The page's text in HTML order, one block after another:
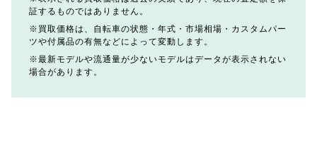
証するものではありません。
買取価格は、自転車の状態・年式・市場相場・カスタムパー
ツや付属品の有無などによって変動します。
最新モデルや流通量が少ないモデルはデータが表示されない
場合があります。